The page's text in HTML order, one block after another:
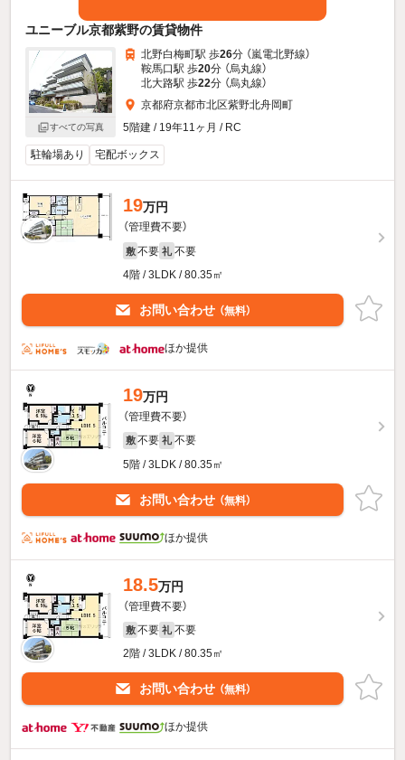
ユニーブル京都紫野の賃貸物件
すべての写真
北野白梅町駅 歩26分 （嵐電北野線）
鞍馬口駅 歩20分 （烏丸線）
北大路駅 歩22分 （烏丸線）
京都府京都市北区紫野北舟岡町
5階建 / 19年11ヶ月 / RC
駐輪場あり 宅配ボックス
19万円
（管理費不要）
敷 不要 礼 不要
4階 / 3LDK / 80.35㎡
お問い合わせ （無料）
ほか提供
19万円
（管理費不要）
敷 不要 礼 不要
5階 / 3LDK / 80.35㎡
お問い合わせ （無料）
ほか提供
18.5万円
（管理費不要）
敷 不要 礼 不要
2階 / 3LDK / 80.35㎡
お問い合わせ （無料）
ほか提供